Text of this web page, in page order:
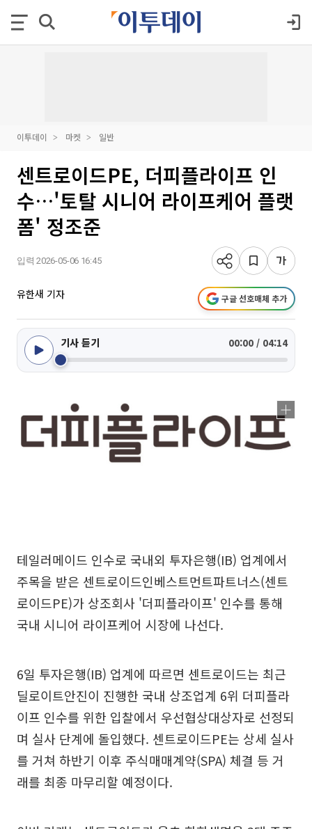
이투데이 마켓 일반
센트로이드PE, 더피플라이프 인
수…'토탈 시니어 라이프케어 플랫
폼' 정조준
입력 2026-05-06 16:45
유한새 기자 구글 선호매체 추가
기사 듣기 00:00 / 04:14
테일러메이드 인수로 국내외 투자은행(IB) 업계에서
주목을 받은 센트로이드인베스트먼트파트너스(센트
로이드PE)가 상조회사 '더피플라이프' 인수를 통해
국내 시니어 라이프케어 시장에 나선다.
6일 투자은행(IB) 업계에 따르면 센트로이드는 최근
딜로이트안진이 진행한 국내 상조업계 6위 더피플라
이프 인수를 위한 입찰에서 우선협상대상자로 선정되
며 실사 단계에 돌입했다. 센트로이드PE는 상세 실사
를 거쳐 하반기 이후 주식매매계약(SPA) 체결 등 거
래를 최종 마무리할 예정이다.